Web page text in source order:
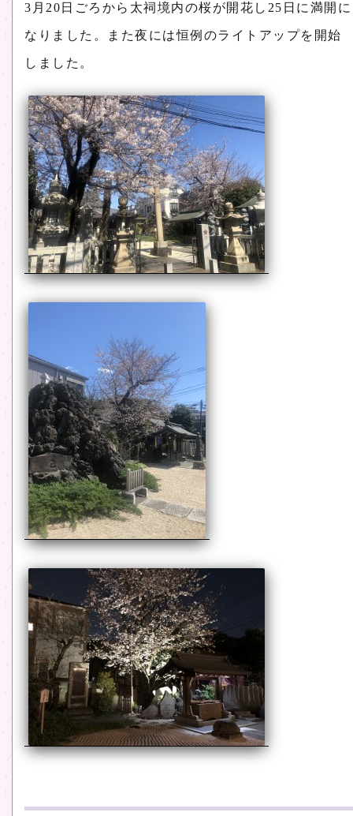
3月20日ごろから太祠境内の桜が開花し25日に満開に
なりました。また夜には恒例のライトアップを開始
しました。